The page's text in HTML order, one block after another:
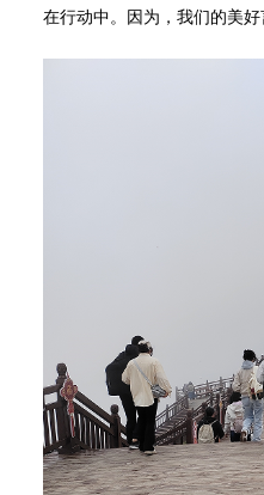
在行动中。因为，我们的美